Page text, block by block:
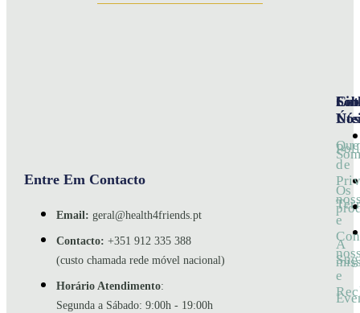
Entre Em Contacto
Email: geral@health4friends.pt
Contacto: +351 912 335 388
(custo chamada rede móvel nacional)
Horário Atendimento:
Segunda a Sábado: 9:00h - 19:00h
Nós
Os
A
de
e
e